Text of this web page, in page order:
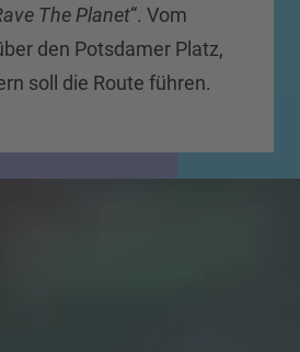
The Planet“. Vom
den Potsdamer Platz,
soll die Route führen.